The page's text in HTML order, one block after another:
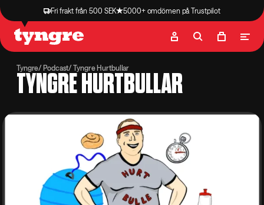
Fri frakt från 500 SEK 5000+ omdömen på Trustpilot
Butik Recept
Tyngre Podcast Tyngre Hurtbullar
TYNGRE HURTBULLAR